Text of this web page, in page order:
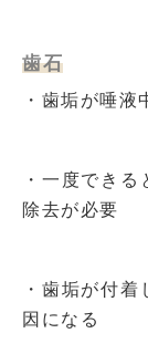
歯石
・歯垢が唾
・一度でき
除去が必要
・歯垢が付
因になる